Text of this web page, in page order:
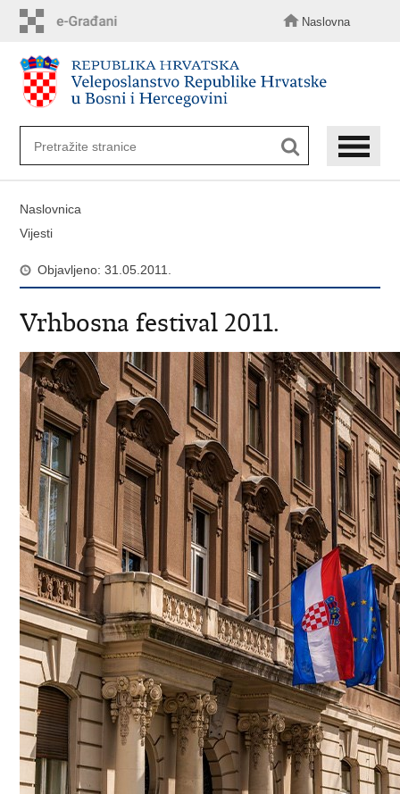
sadržaj
Naslovna
Naslovnica
Vijesti
Objavljeno: 31.05.2011.
Vrhbosna festival 2011.